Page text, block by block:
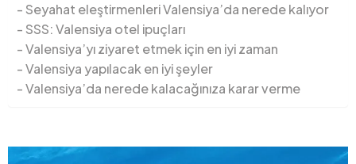
Seyahat eleştirmenleri Valensiya’da nerede kalıyor
SSS: Valensiya otel ipuçları
Valensiya’yı ziyaret etmek için en iyi zaman
Valensiya yapılacak en iyi şeyler
Valensiya’da nerede kalacağınıza karar verme